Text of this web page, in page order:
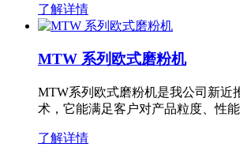
了解详情
MTW 系列欧式磨粉机
MTW系列欧式磨粉机是我公司新近
术，它能满足客户对产品粒度、性
了解详情